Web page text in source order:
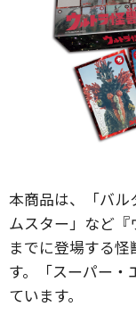
本商品は、「バル
ムスター」など『
までに登場する
す。「スーパー・
ています。